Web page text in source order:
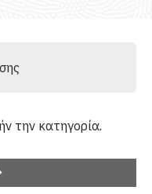
την κατηγορία.